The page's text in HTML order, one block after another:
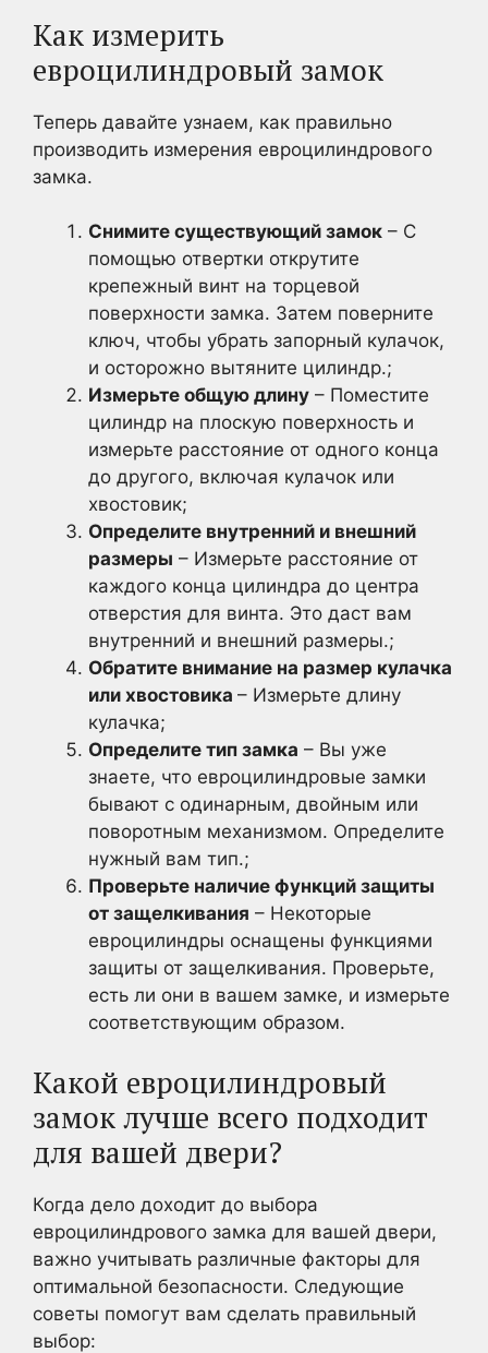
Как измерить
евроцилиндровый замок
Теперь давайте узнаем, как правильно
производить измерения евроцилиндрового
замка.
Снимите существующий замок – С
помощью отвертки открутите
крепежный винт на торцевой
поверхности замка. Затем поверните
ключ, чтобы убрать запорный кулачок,
и осторожно вытяните цилиндр.;
Измерьте общую длину – Поместите
цилиндр на плоскую поверхность и
измерьте расстояние от одного конца
до другого, включая кулачок или
хвостовик;
Определите внутренний и внешний
размеры – Измерьте расстояние от
каждого конца цилиндра до центра
отверстия для винта. Это даст вам
внутренний и внешний размеры.;
Обратите внимание на размер кулачка
или хвостовика – Измерьте длину
кулачка;
Определите тип замка – Вы уже
знаете, что евроцилиндровые замки
бывают с одинарным, двойным или
поворотным механизмом. Определите
нужный вам тип.;
Проверьте наличие функций защиты
от защелкивания – Некоторые
евроцилиндры оснащены функциями
защиты от защелкивания. Проверьте,
есть ли они в вашем замке, и измерьте
соответствующим образом.
Какой евроцилиндровый
замок лучше всего подходит
для вашей двери?
Когда дело доходит до выбора
евроцилиндрового замка для вашей двери,
важно учитывать различные факторы для
оптимальной безопасности. Следующие
советы помогут вам сделать правильный
выбор: